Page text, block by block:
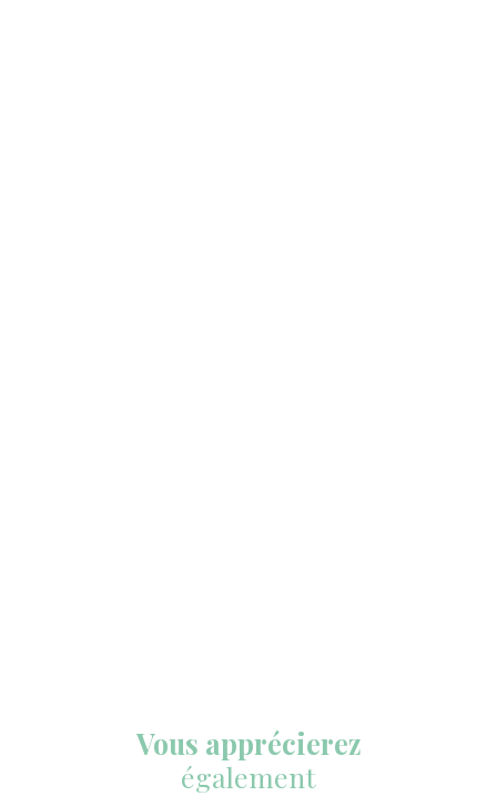
Vous apprécierez
également